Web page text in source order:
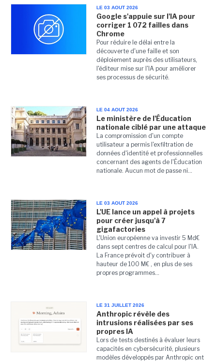
LE 03 AOUT 2026
Google s'appuie sur l'IA pour
corriger 1 072 failles dans
Chrome
Pour réduire le délai entre la
découverte d'une faille et son
déploiement auprès des utilisateurs,
l'éditeur mise sur l'IA pour améliorer
ses processus de sécurité.
LE 04 AOUT 2026
Le ministère de l'Éducation
nationale ciblé par une attaque
La compromission d'un compte
utilisateur a permis l'exfiltration de
données d'identité et professionnelles
concernant des agents de l'Éducation
nationale. Aucun mot de passe ni...
LE 03 AOUT 2026
L'UE lance un appel à projets
pour créer jusqu'à 7
gigafactories
L'Union européenne va investir 5 Md€
dans sept centres de calcul pour l'IA.
La France prévoit d'y contribuer à
hauteur de 100 M€ , en plus de ses
propres programmes...
LE 31 JUILLET 2026
Anthropic révèle des
intrusions réalisées par ses
propres IA
Lors de tests destinés à évaluer leurs
capacités en cybersécurité, plusieurs
modèles développés par Anthropic ont